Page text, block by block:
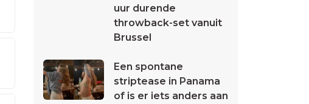
uur durende
throwback-set vanuit
Brussel
Een spontane
striptease in Panama
of is er iets anders aan